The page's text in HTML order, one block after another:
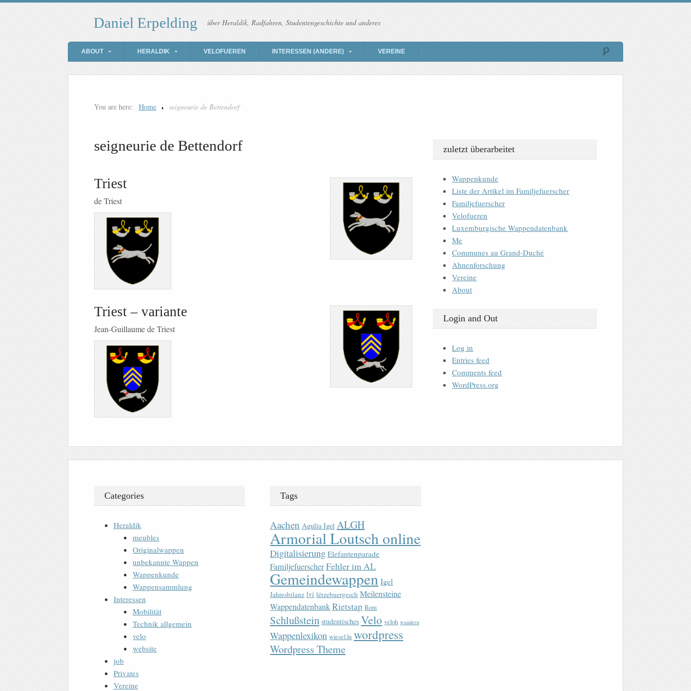
Daniel Erpelding über Heraldik, Radfahren, Studentengeschichte und anderes
ABOUT HERALDIK VELOFUEREN INTERESSEN (ANDERE) VEREINE
You are here: Home seigneurie de Bettendorf
seigneurie de Bettendorf
Triest
de Triest
Triest – variante
Jean-Guillaume de Triest
zuletzt überarbeitet
Wappenkunde
Liste der Artikel im Familjefuerscher
Familjefuerscher
Velofueren
Luxemburgische Wappendatenbank
Me
Communes au Grand-Duché
Ahnenforschung
Vereine
About
Login and Out
Log in
Entries feed
Comments feed
WordPress.org
Categories
Heraldik
meubles
Originalwappen
unbekannte Wappen
Wappenkunde
Wappensammlung
Interessen
Mobilität
Technik allgemein
velo
website
job
Privates
Vereine
Tags
Aachen Agulia Igel ALGH
Armorial Loutsch online
Digitalisierung Elefantenparade
FamiljefuerscherFehler im AL
Gemeindewappen Igel
Jahresbilanz lvi lëtzebuergesch Meilensteine
WappendatenbankRietstap Rom
Schlußstein studentisches Velo veloh wandern
Wappenlexikon wiesel.lu wordpress
Wordpress Theme